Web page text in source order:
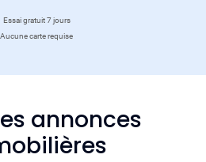
Essai gratuit 7 jours
Aucune carte requise
annonces